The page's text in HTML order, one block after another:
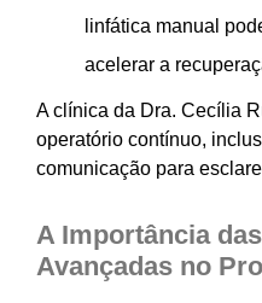
linfática manual
acelerar a
A clínica da Dra. Cecília
operatório contínuo,
comunicação para
A Importância
Avançadas no